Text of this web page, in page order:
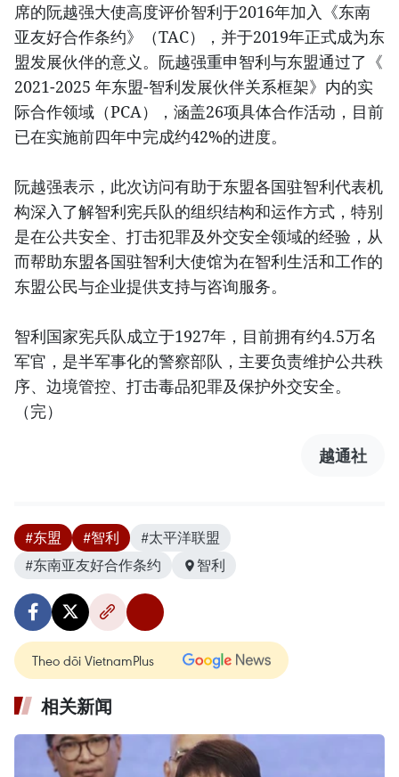
席的阮越强大使高度评价智利于2016年加入《东南
亚友好合作条约》（TAC），并于2019年正式成为东
盟发展伙伴的意义。阮越强重申智利与东盟通过了《
2021-2025 年东盟-智利发展伙伴关系框架》内的实
际合作领域（PCA），涵盖26项具体合作活动，目前
已在实施前四年中完成约42%的进度。
阮越强表示，此次访问有助于东盟各国驻智利代表机
构深入了解智利宪兵队的组织结构和运作方式，特别
是在公共安全、打击犯罪及外交安全领域的经验，从
而帮助东盟各国驻智利大使馆为在智利生活和工作的
东盟公民与企业提供支持与咨询服务。
智利国家宪兵队成立于1927年，目前拥有约4.5万名
军官，是半军事化的警察部队，主要负责维护公共秩
序、边境管控、打击毒品犯罪及保护外交安全。
（完）
越通社
#东盟 #智利
#太平洋联盟
#东南亚友好合作条约
智利
Theo dõi VietnamPlus
相关新闻